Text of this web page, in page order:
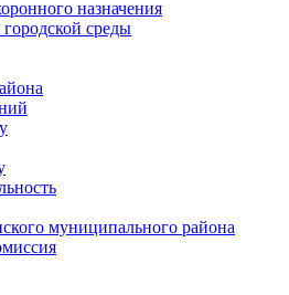
назначения
среды
муниципального района